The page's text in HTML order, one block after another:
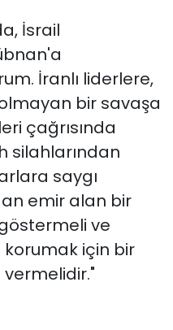
İsrail
İranlı liderlere,
bir savaşa
çağrısında
silahlarından
saygı
emir alan bir
ve
korumak için bir